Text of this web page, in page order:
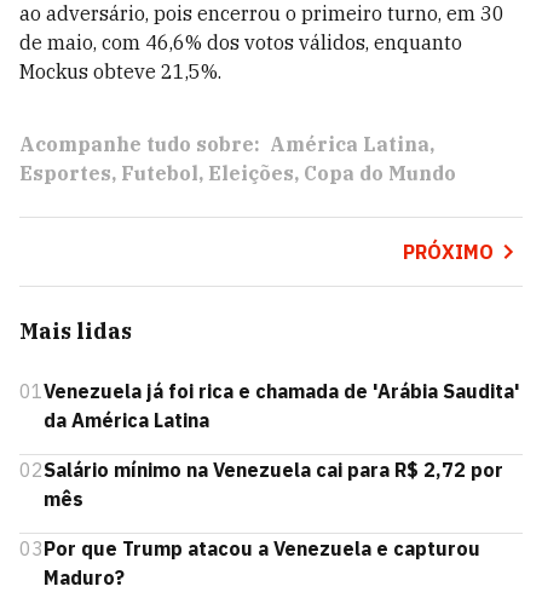
ao adversário, pois encerrou o primeiro turno, em 30
de maio, com 46,6% dos votos válidos, enquanto
Mockus obteve 21,5%.
Acompanhe tudo sobre: América Latina
Esportes Futebol Eleições Copa do Mundo
PRÓXIMO
Mais lidas
01Venezuela já foi rica e chamada de 'Arábia Saudita'
da América Latina
02Salário mínimo na Venezuela cai para R$ 2,72 por
mês
03Por que Trump atacou a Venezuela e capturou
Maduro?